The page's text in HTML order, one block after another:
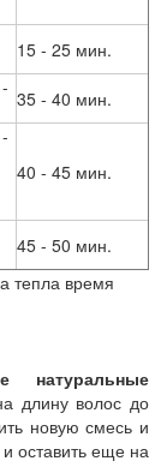
15 - 25 мин.
35 - 40 мин.
40 - 45 мин.
45 - 50 мин.
тепла время
натуральные
длину волос до
новую смесь и
оставить еще на